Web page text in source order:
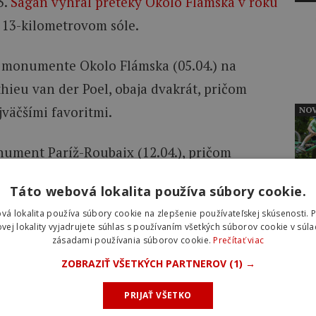
kilometrovom sóle.
Okolo Flámska (05.04.) na
van der Poel, obaja dvakrát, pričom
favoritmi.
Paríž-Roubaix (12.04.), pričom
súboj Pogačara s Van der Poelom, ktorý
posledné tri roky.
na „Pekle severu“ minulý rok, avšakjeho
a pád na kockách v Arenbergu.
Lukáša Kubiša
Táto webová lokalita používa súbory cookie.
lokalita používa súbory cookie na zlepšenie používateľskej skúsenosti.
lokality vyjadrujete súhlas s používaním všetkých súborov cookie v
zásadami používania súborov cookie.Prečítať viac
ZOBRAZIŤ VŠETKÝCH PARTNEROV (1) →
PRIJAŤ VŠETKO